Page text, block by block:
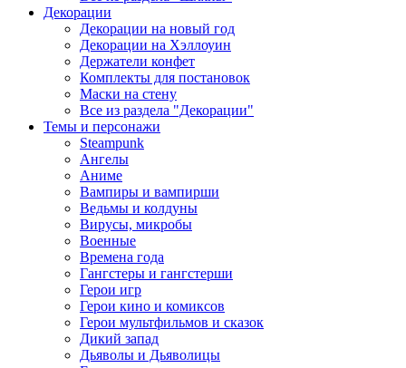
Декорации
Декорации на новый год
Декорации на Хэллоуин
Держатели конфет
Комплекты для постановок
Маски на стену
Все из раздела "Декорации"
Темы и персонажи
Steampunk
Ангелы
Аниме
Вампиры и вампирши
Ведьмы и колдуны
Вирусы, микробы
Военные
Времена года
Гангстеры и гангстерши
Герои игр
Герои кино и комиксов
Герои мультфильмов и сказок
Дикий запад
Дьяволы и Дьяволицы